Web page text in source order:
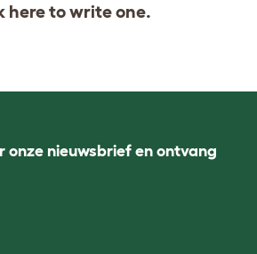
hereto write one.
onze nieuwsbrief en ontvang